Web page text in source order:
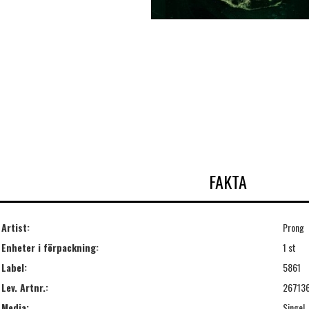
FAKTA
Artist:
Prong
Enheter i förpackning:
1 st
Label:
5861
Lev. Artnr.: